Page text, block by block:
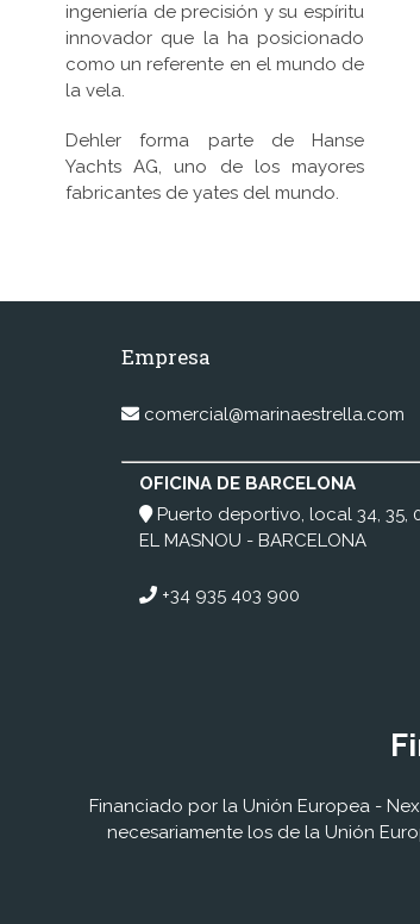
ingeniería de precisión y su espíritu
innovador que la ha posicionado
como un referente en el mundo de
la vela.
Dehler forma parte de Hanse
Yachts AG, uno de los mayores
fabricantes de yates del mundo.
Empresa
comercial@marinaestrella.com
OFICINA DE BARCELONA
Puerto deportivo, local 34, 35,
EL MASNOU - BARCELONA
+34 935 403 900
Financiado por la Unión Europea -
necesariamente los de la Unión